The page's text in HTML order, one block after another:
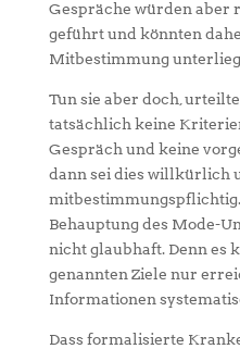
Gespräche würden aber
geführt und könnten
Mitbestimmung
Tun sie aber doch,
tatsächlich keine
Gespräch und keine
dann sei dies willkürlich
Behauptung des Mode-
nicht glaubhaft. Denn es
genannten Ziele nur
Informationen
Dass formalisierte